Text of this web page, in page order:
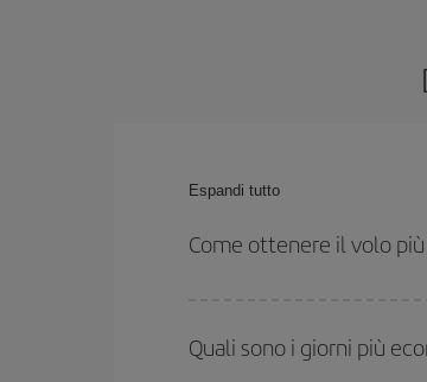
Espandi tutto
Come ottenere il volo
ritorno. Inoltre, se non hai deciso
Quali sono i giorni più